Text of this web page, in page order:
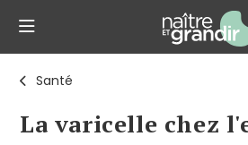
Santé
La varicelle chez